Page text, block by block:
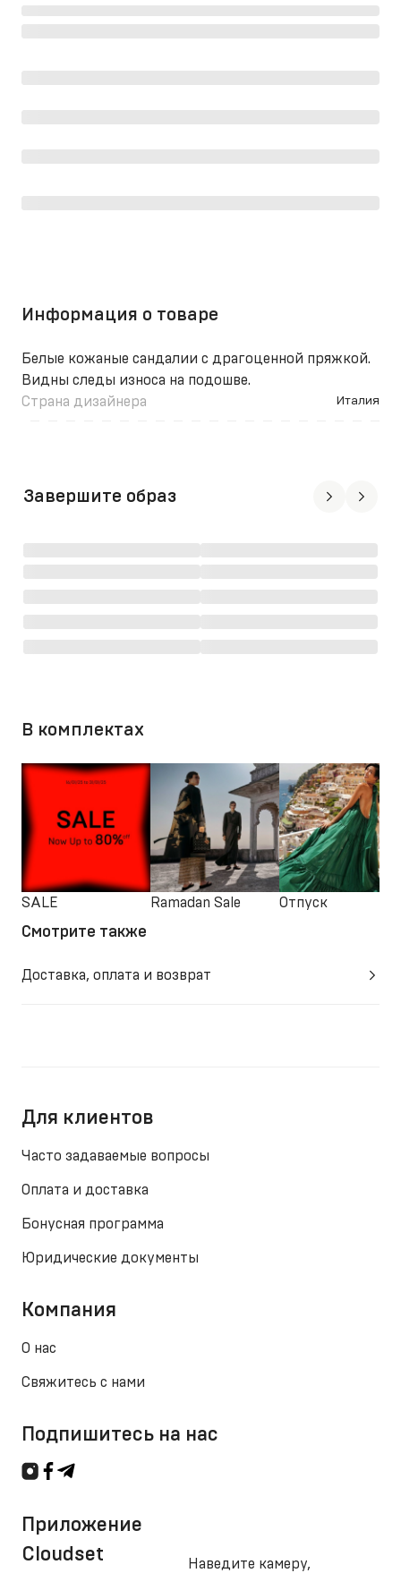
Информация о товаре
Белые кожаные сандалии с драгоценной пряжкой.
Видны следы износа на подошве.
Страна дизайнера
Италия
Завершите образ
В комплектах
SALE Ramadan Sale Отпуск
Смотрите также
Доставка, оплата и возврат
Для клиентов
Часто задаваемые вопросы
Оплата и доставка
Бонусная программа
Юридические документы
Компания
О нас
Свяжитесь с нами
Подпишитесь на нас
Приложение
Cloudset
Наведите камеру,